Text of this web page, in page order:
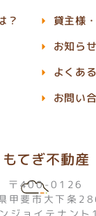
もてぎ不動産
〒400-0126
甲斐市大下条
？
貸主様
お知ら
よくあ
お問い